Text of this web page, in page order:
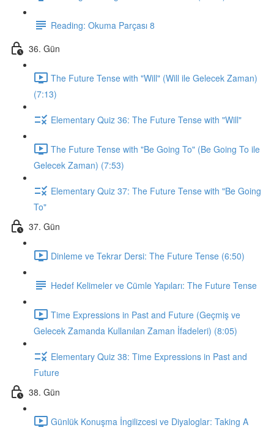
Reading: Okuma Parçası 8
36. Gün
The Future Tense with "Will" (Will ile Gelecek Zaman)
(7:13)
Elementary Quiz 36: The Future Tense with "Will"
The Future Tense with "Be Going To" (Be Going To ile
Gelecek Zaman) (7:53)
Elementary Quiz 37: The Future Tense with "Be Going
To"
37. Gün
Dinleme ve Tekrar Dersi: The Future Tense (6:50)
Hedef Kelimeler ve Cümle Yapıları: The Future Tense
Time Expressions in Past and Future (Geçmiş ve
Gelecek Zamanda Kullanılan Zaman İfadeleri) (8:05)
Elementary Quiz 38: Time Expressions in Past and
Future
38. Gün
Günlük Konuşma İngilizcesi ve Diyaloglar: Taking A